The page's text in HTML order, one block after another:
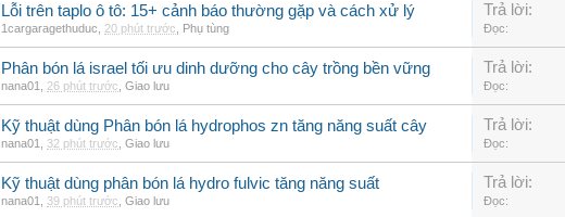
Lỗi trên taplo ô tô: 15+ cảnh báo thường gặp và cách xử lý
1cargaragethuduc 20 phút trước Phụ tùng
Trả lời:
Đọc:
Phân bón lá israel tối ưu dinh dưỡng cho cây trồng bền vững
nana01 26 phút trước Giao lưu
Trả lời:
Đọc:
Kỹ thuật dùng Phân bón lá hydrophos zn tăng năng suất cây
nana01 32 phút trước Giao lưu
Trả lời:
Đọc:
Kỹ thuật dùng phân bón lá hydro fulvic tăng năng suất
nana01 39 phút trước Giao lưu
Trả lời:
Đọc: